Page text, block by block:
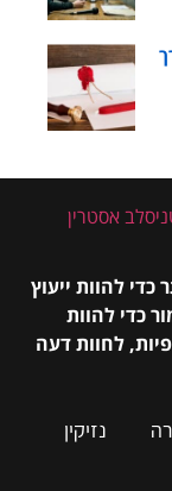
אסטרין
להוות ייעוץ
כדי להוות
לחוות דעה
נזיקין